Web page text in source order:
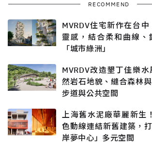
RECOMMEND
MVRDV住宅新作在台
靈感，結合柔和曲線、
「城市綠洲」
MVRDV改造墾丁佳樂
然岩石地貌、縫合森林
步道與公共空間
上海舊水泥廠華麗新生
色動線連結新舊建築，
岸夢中心」多元空間